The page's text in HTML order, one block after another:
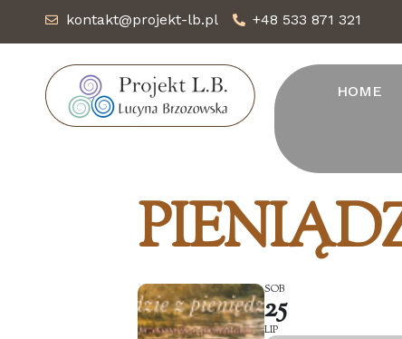
kontakt@projekt-lb.pl +48 533 871 321
HOME
SOB
25
LIP